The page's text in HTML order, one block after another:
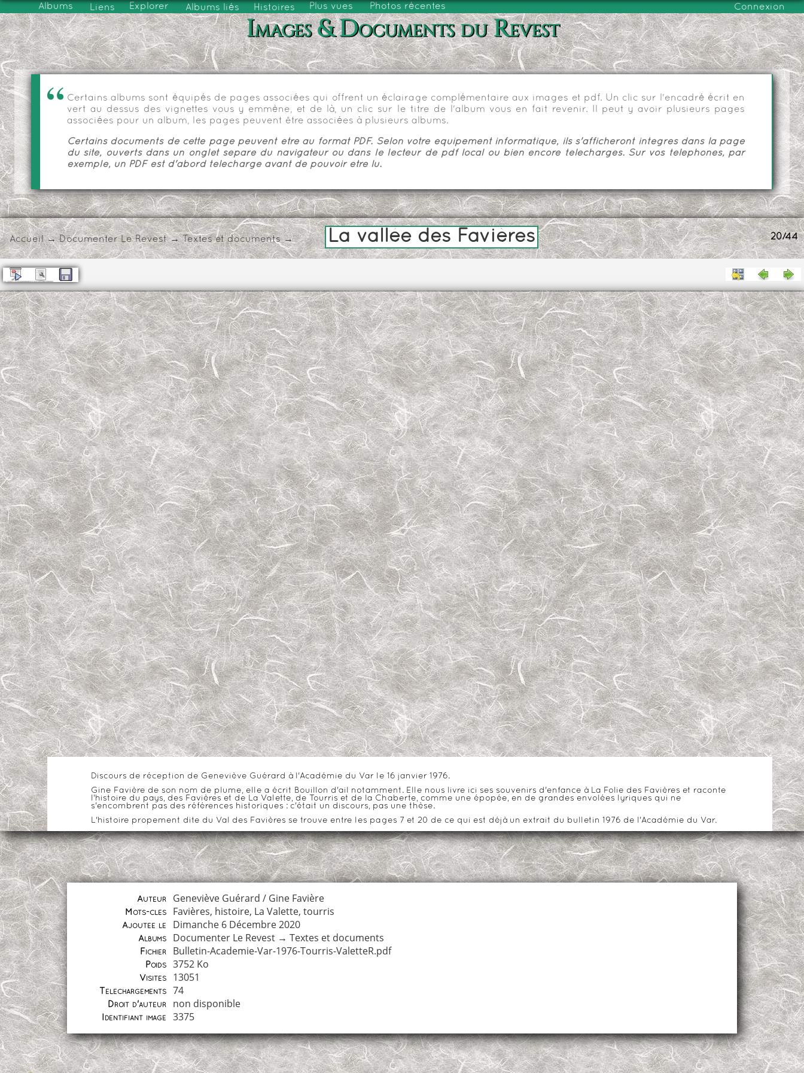
Albums Liens Explorer Albums liés Histoires Plus vues Photos récentes Connexion
Images & Documents du Revest
Certains albums sont équipés de pages associées qui offrent un éclairage complémentaire aux images et pdf. Un clic sur l'encadré écrit en
vert au dessus des vignettes vous y emmène, et de là, un clic sur le titre de l'album vous en fait revenir. Il peut y avoir plusieurs pages
associées pour un album, les pages peuvent être associées à plusieurs albums.
Certains documents de cette page peuvent être au format PDF. Selon votre équipement informatique, ils s'afficheront intégrés dans la page
du site, ouverts dans un onglet séparé du navigateur ou dans le lecteur de pdf local ou bien encore téléchargés. Sur vos téléphones, par
exemple, un PDF est d'abord téléchargé avant de pouvoir être lu.
20/44
Accueil→Documenter Le Revest→Textes et documents→ La vallée des Favières
Discours de réception de Geneviève Guérard à l'Académie du Var le 16 janvier 1976.
Gine Favière de son nom de plume, elle a écrit Bouillon d'ail notamment. Elle nous livre ici ses souvenirs d'enfance à La Folie des Favières et raconte
l'histoire du pays, des Favières et de La Valette, de Tourris et de la Chaberte, comme une épopée, en de grandes envolées lyriques qui ne
s'encombrent pas des références historiques : c'était un discours, pas une thèse.
L'histoire propement dite du Val des Favières se trouve entre les pages 7 et 20 de ce qui est déjà un extrait du bulletin 1976 de l'Académie du Var.
Auteur Geneviève Guérard / Gine Favière
Mots-clés Favières, histoire, La Valette, tourris
Ajoutée le Dimanche 6 Décembre 2020
Albums Documenter Le Revest → Textes et documents
Fichier Bulletin-Academie-Var-1976-Tourris-ValetteR.pdf
Poids 3752 Ko
Visites 13051
Téléchargements 74
Droit d'auteur non disponible
Identifiant image 3375